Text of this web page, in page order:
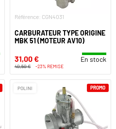
Référence: CGN4031
CARBURATEUR TYPE ORIGINE
MBK 51 (MOTEUR AV10)
31,00 € En stock
40,50 € -23% REMISE
POLINI PROMO